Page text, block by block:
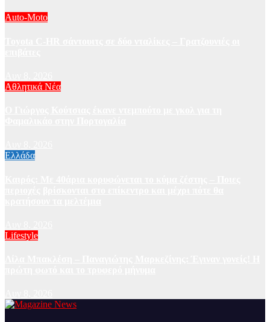
Auto-Moto
Αθλητικά Νέα
Ελλάδα
Lifestyle